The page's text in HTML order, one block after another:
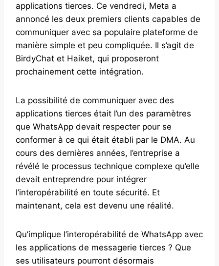
applications tierces. Ce vendredi, Meta a
annoncé les deux premiers clients capables de
communiquer avec sa populaire plateforme de
manière simple et peu compliquée. Il s’agit de
BirdyChat et Haiket, qui proposeront
prochainement cette intégration.
La possibilité de communiquer avec des
applications tierces était l’un des paramètres
que WhatsApp devait respecter pour se
conformer à ce qui était établi par le DMA. Au
cours des dernières années, l’entreprise a
révélé le processus technique complexe qu’elle
devait entreprendre pour intégrer
l’interopérabilité en toute sécurité. Et
maintenant, cela est devenu une réalité.
Qu’implique l’interopérabilité de WhatsApp avec
les applications de messagerie tierces ? Que
ses utilisateurs pourront désormais